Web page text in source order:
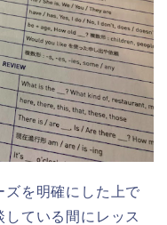
ズを明確にした上で
ている間にレッス